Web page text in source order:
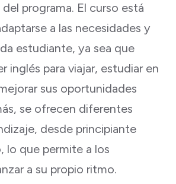
programa. El curso está
a las necesidades y
estudiante, ya sea que
inglés para viajar, estudiar en
sus oportunidades
se ofrecen diferentes
desde principiante
lo que permite a los
a su propio ritmo.